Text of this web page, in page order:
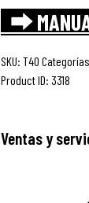
⮕
SKU: T40
Product ID: 3318
Ventas y